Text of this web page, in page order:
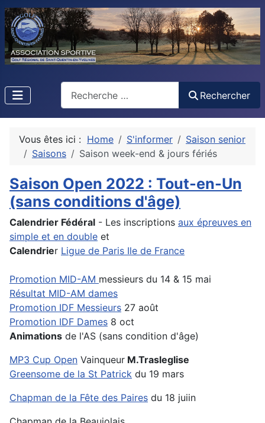
Rechercher
Vous êtes ici : Home S'informer
Saison senior
Saisons
Saison week-end & jours fériés
Saison Open 2022 : Tout-en-Un
(sans conditions d'âge)
Calendrier Fédéral - Les inscriptions aux épreuves en
simple et en double et
Calendrier Ligue de Paris Ile de France
Promotion MID-AM messieurs du 14 & 15 mai
Résultat MID-AM dames
Promotion IDF Messieurs 27 août
Promotion IDF Dames 8 oct
Animations de l'AS (sans condition d'âge)
MP3 Cup Open Vainqueur M.Trasleglise
Greensome de la St Patrick du 19 mars
Chapman de la Fête des Paires du 18 juiin